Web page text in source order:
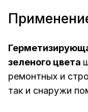
зеленого цвета
ремонтных и
так и снаружи